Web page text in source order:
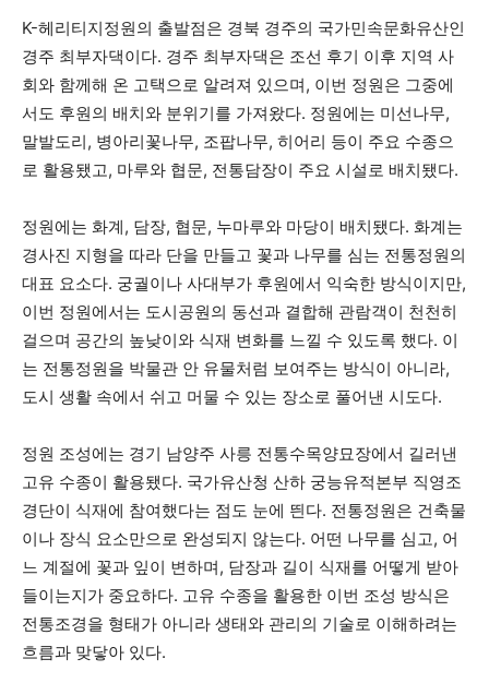
K-헤리티지정원의 출발점은 경북 경주의 국가민속문화유산인
경주 최부자댁이다. 경주 최부자댁은 조선 후기 이후 지역 사
회와 함께해 온 고택으로 알려져 있으며, 이번 정원은 그중에
서도 후원의 배치와 분위기를 가져왔다. 정원에는 미선나무,
말발도리, 병아리꽃나무, 조팝나무, 히어리 등이 주요 수종으
로 활용됐고, 마루와 협문, 전통담장이 주요 시설로 배치됐다.
정원에는 화계, 담장, 협문, 누마루와 마당이 배치됐다. 화계는
경사진 지형을 따라 단을 만들고 꽃과 나무를 심는 전통정원의
대표 요소다. 궁궐이나 사대부가 후원에서 익숙한 방식이지만,
이번 정원에서는 도시공원의 동선과 결합해 관람객이 천천히
걸으며 공간의 높낮이와 식재 변화를 느낄 수 있도록 했다. 이
는 전통정원을 박물관 안 유물처럼 보여주는 방식이 아니라,
도시 생활 속에서 쉬고 머물 수 있는 장소로 풀어낸 시도다.
정원 조성에는 경기 남양주 사릉 전통수목양묘장에서 길러낸
고유 수종이 활용됐다. 국가유산청 산하 궁능유적본부 직영조
경단이 식재에 참여했다는 점도 눈에 띈다. 전통정원은 건축물
이나 장식 요소만으로 완성되지 않는다. 어떤 나무를 심고, 어
느 계절에 꽃과 잎이 변하며, 담장과 길이 식재를 어떻게 받아
들이는지가 중요하다. 고유 수종을 활용한 이번 조성 방식은
전통조경을 형태가 아니라 생태와 관리의 기술로 이해하려는
흐름과 맞닿아 있다.